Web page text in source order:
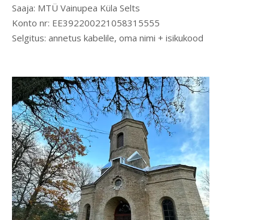
Saaja: MTÜ Vainupea Küla Selts
Konto nr: EE392200221058315555
Selgitus: annetus kabelile, oma nimi + isikukood